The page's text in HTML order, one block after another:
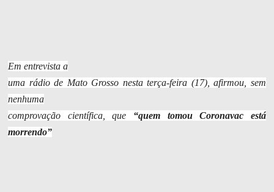
Em entrevista a
uma rádio de Mato Grosso nesta terça-feira (17), afirmou, sem
nenhuma
comprovação científica, que “quem tomou Coronavac está
morrendo”